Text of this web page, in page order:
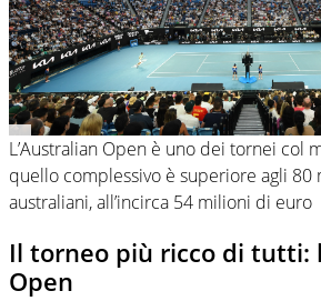
L’Australian Open è uno dei tornei col
quello complessivo è superiore agli
australiani, all’incirca 54 milioni di euro
Il torneo più ricco di tutti:
Open